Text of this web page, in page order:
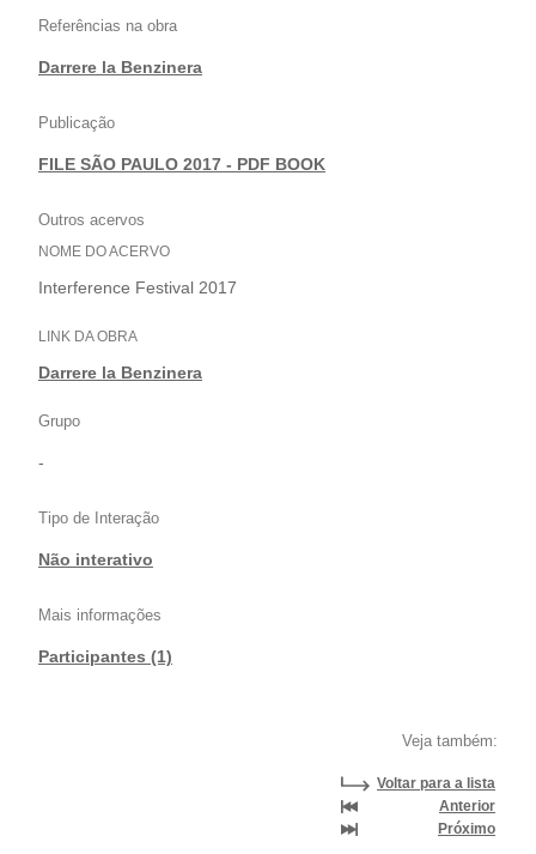
Referências na obra
Darrere la Benzinera
Publicação
FILE SÃO PAULO 2017 - PDF BOOK
Outros acervos
NOME DO ACERVO
Interference Festival 2017
LINK DA OBRA
Darrere la Benzinera
Grupo
-
Tipo de Interação
Não interativo
Mais informações
Participantes (1)
Veja também:
Voltar para a lista
Anterior
Próximo